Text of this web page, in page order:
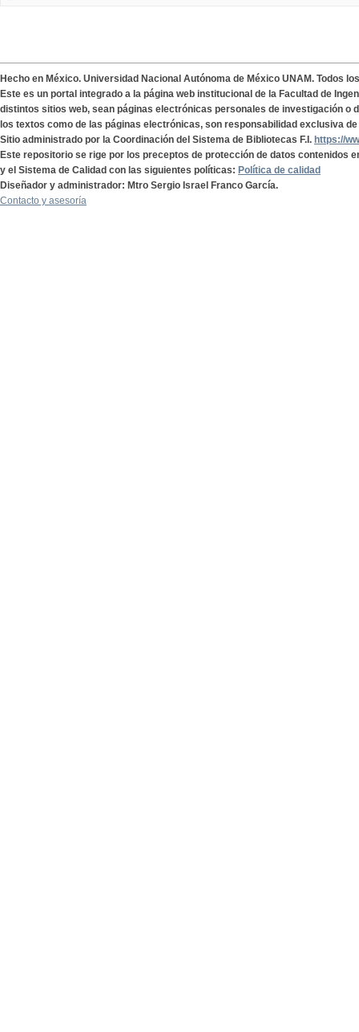
Hecho en México. Universidad Nacional Autónoma de México UNAM. Todos
Este es un portal integrado a la página web institucional de la Facultad de
distintos sitios web, sean páginas electrónicas personales de investigación o
los textos como de las páginas electrónicas, son responsabilidad exclusiva
Sitio administrado por la Coordinación del Sistema de Bibliotecas F.I. https://
Este repositorio se rige por los preceptos de protección de datos contenidos
y el Sistema de Calidad con las siguientes políticas: Política de calidad
Diseñador y administrador: Mtro Sergio Israel Franco García.
Contacto y asesoría